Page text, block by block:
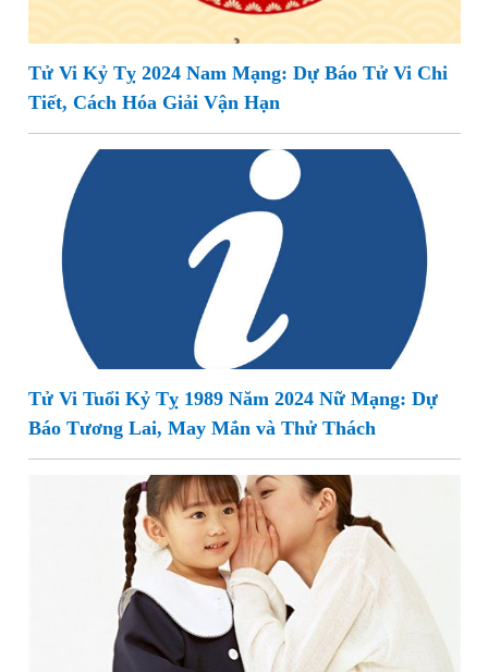
Tử Vi Kỷ Tỵ 2024 Nam Mạng: Dự Báo Tử Vi Chi
Tiết, Cách Hóa Giải Vận Hạn
Tử Vi Tuổi Kỷ Tỵ 1989 Năm 2024 Nữ Mạng: Dự
Báo Tương Lai, May Mắn và Thử Thách